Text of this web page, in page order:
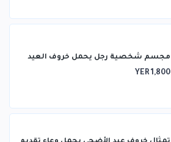
مجسم شخصية رجل يحمل خروف العيد
YER 1,800